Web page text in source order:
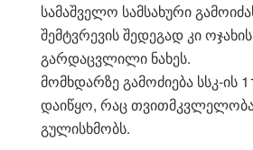
სამაშველო სამსახური
შემტვრევის შედეგად კი
გარდაცვლილი ნახეს.
მომხდარზე გამოძიება სსკ-ის
დაიწყო, რაც
გულისხმობს.